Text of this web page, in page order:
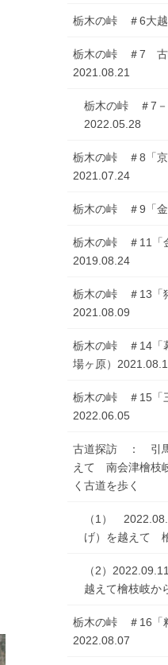
栃木の峠 ＃6大越
栃木の峠 ＃7 古
2021.08.21
栃木の峠 ＃7－
2022.05.28
栃木の峠 ＃8「京
2021.07.24
栃木の峠 ＃9「金
栃木の峠 ＃11「
2019.08.24
栃木の峠 ＃13「
2021.08.09
栃木の峠 ＃14「
場ヶ原）
栃木の峠 ＃15「
2022.06.05
古道探訪 ： 引馬
えて 南会津檜枝
く古道を歩く
（1）
げ）を越えて
（2）
越えて檜枝岐
栃木の峠 ＃16「
2022.08.07